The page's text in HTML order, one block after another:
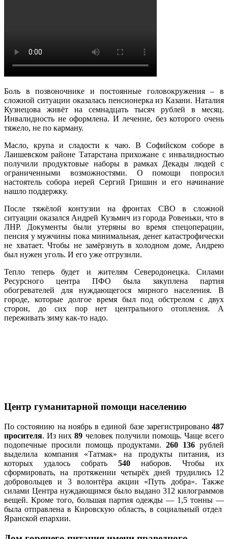
Боль в позвоночнике и постоянные головокружения – в
сложной ситуации оказалась пенсионерка из Казани. Наталия
Кузнецова живёт на семнадцать тысяч рублей в месяц.
Инвалидность не оформлена. И лечение, без которого очень
тяжело, не по карману.
Масло, крупа и сладости к чаю. В Софийском соборе в
Лаишевском районе Татарстана прихожане с инвалидностью
получили продуктовые наборы в рамках Декады людей с
ограниченными возможностями. О помощи попросил
настоятель собора иерей Сергий Гришин и его начинание
нашло поддержку.
После тяжёлой контузии на фронтах СВО в сложной
ситуации оказался Андрей Кузьмич из города Ровеньки, что в
ЛНР. Документы были утеряны во время спецоперации,
пенсия у мужчины пока минимальная, денег катастрофически
не хватает. Чтобы не замёрзнуть в холодном доме, Андрею
был нужен уголь. И его уже отгрузили.
Тепло теперь будет и жителям Северодонецка. Силами
Ресурсного центра ПФО была закуплена партия
обогревателей для нуждающегося мирного населения. В
городе, которые долгое время был под обстрелом с двух
сторон, до сих пор нет центрального отопления. А
переживать зиму как-то надо.
Центр гуманитарной помощи населению
По состоянию на ноябрь в единой базе зарегистрировано 487
просителя. Из них89 человек получили помощь. Чаще всего
подопечные просили помощь продуктами. 260 136 рублей
выделила компания «Татмак» на продукты питания, из
которых удалось собрать 540 наборов. Чтобы их
сформировать, на протяжении четырёх дней трудились 12
добровольцев и 3 волонтёра акции «Путь добра». Также
силами Центра нуждающимся было выдано 312 килограммов
вещей. Кроме того, большая партия одежды — 1,5 тонны —
была отправлена в Кировскую область, в социальный отдел
Яранской епархии.